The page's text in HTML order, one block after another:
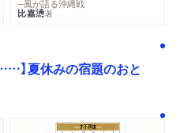
─風が語る沖縄戦
比嘉慂著
】夏休みの宿題のおと